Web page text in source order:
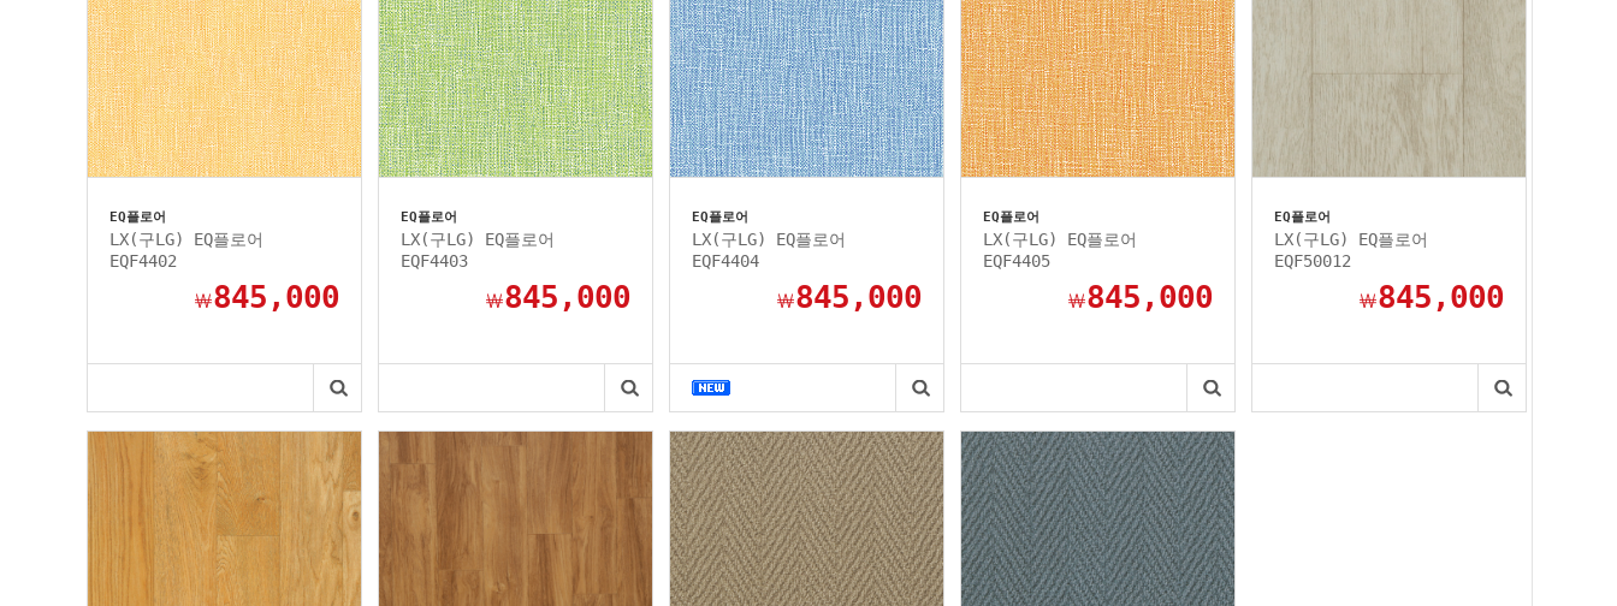
EQ플로어
LX(구LG) EQ플로어
EQF4402
￦845,000
EQ플로어
LX(구LG) EQ플로어
EQF4403
￦845,000
EQ플로어
LX(구LG) EQ플로어
EQF4404
￦845,000
EQ플로어
LX(구LG) EQ플로어
EQF4405
￦845,000
EQ플로어
LX(구LG) EQ플로어
EQF50012
￦845,000